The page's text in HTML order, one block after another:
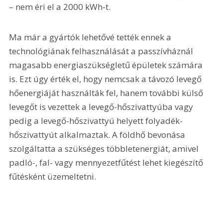
– nem éri el a 2000 kWh-t.
Ma már a gyártók lehetővé tették ennek a
technológiának felhasználását a passzívháznál
magasabb energiaszükségletű épületek számára
is. Ezt úgy érték el, hogy nemcsak a távozó levegő
hőenergiáját használták fel, hanem további külső
levegőt is vezettek a levegő-hőszivattyúba vagy
pedig a levegő-hőszivattyú helyett folyadék-
hőszivattyút alkalmaztak. A földhő bevonása
szolgáltatta a szükséges többletenergiát, amivel
padló-, fal- vagy mennyezetfűtést lehet kiegészítő
fűtésként üzemeltetni.